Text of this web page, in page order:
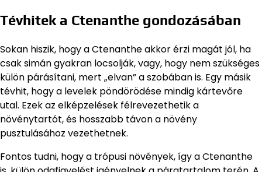
Tévhitek a Ctenanthe gondozásában
Sokan hiszik, hogy a Ctenanthe akkor érzi magát jól, ha
csak simán gyakran locsolják, vagy, hogy nem szükséges
külön párásítani, mert „elvan” a szobában is. Egy másik
tévhit, hogy a levelek pöndörödése mindig kártevőre
utal. Ezek az elképzelések félrevezethetik a
növénytartót, és hosszabb távon a növény
pusztulásához vezethetnek.
Fontos tudni, hogy a trópusi növények, így a Ctenanthe